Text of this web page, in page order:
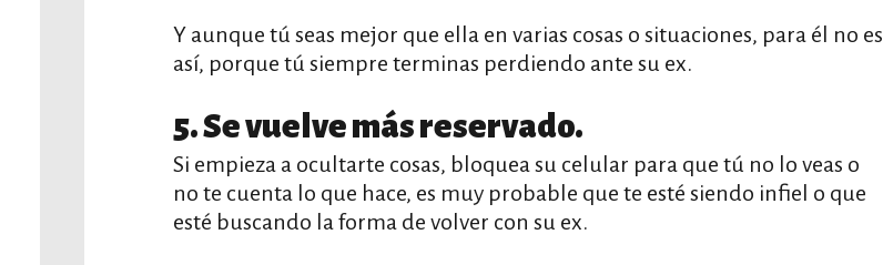
Y aunque tú seas mejor que ella en varias cosas o situaciones, para él no es
así, porque tú siempre terminas perdiendo ante su ex.
5. Se vuelve más reservado.
Si empieza a ocultarte cosas, bloquea su celular para que tú no lo veas o
no te cuenta lo que hace, es muy probable que te esté siendo infiel o que
esté buscando la forma de volver con su ex.